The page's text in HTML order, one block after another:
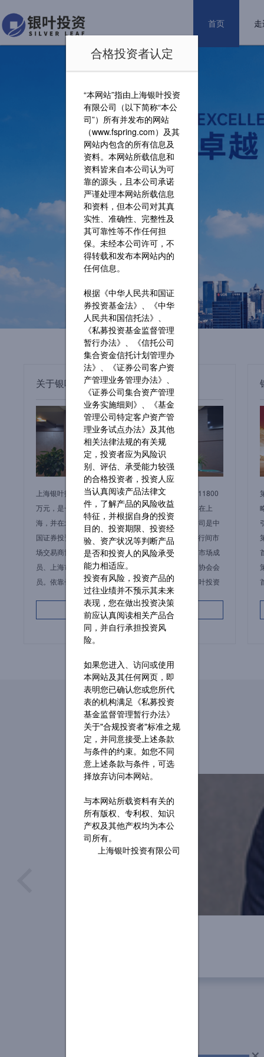
合格投资者认定
“本网站”指由上海银叶投资
有限公司（以下简称“本公
司”）所有并发布的网站
（www.fspring.com）及其
网站内包含的所有信息及
资料。本网站所载信息和
资料皆来自本公司认为可
靠的源头，且本公司承诺
严谨处理本网站所载信息
和资料，但本公司对其真
实性、准确性、完整性及
其可靠性等不作任何担
保。未经本公司许可，不
得转载和发布本网站内的
任何信息。
根据《中华人民共和国证
券投资基金法》、《中华
人民共和国信托法》、
《私募投资基金监督管理
暂行办法》、《信托公司
集合资金信托计划管理办
法》、《证券公司客户资
产管理业务管理办法》、
《证券公司集合资产管理
业务实施细则》、《基金
管理公司特定客户资产管
理业务试点办法》及其他
相关法律法规的有关规
定，投资者应为风险识
别、评估、承受能力较强
的合格投资者，投资人应
当认真阅读产品法律文
件，了解产品的风险收益
特征，并根据自身的投资
目的、投资期限、投资经
验、资产状况等判断产品
是否和投资人的风险承受
能力相适应。
投资有风险，投资产品的
过往业绩并不预示其未来
表现，您在做出投资决策
前应认真阅读相关产品合
同，并自行承担投资风
险。
如果您进入、访问或使用
本网站及其任何网页，即
表明您已确认您或您所代
表的机构满足《私募投资
基金监督管理暂行办法》
关于"合规投资者"标准之规
定，并同意接受上述条款
与条件的约束。如您不同
意上述条款与条件，可选
择放弃访问本网站。
与本网站所载资料有关的
所有版权、专利权、知识
产权及其他产权均为本公
司所有。
上海银叶投资有限公司
首页
关于银叶
上海银叶投资有限公司成立于2009年2月，注册资本11800
万元，是一家综合型专业资产管理机构。公司总部设在上
海，并在北京、深圳、香港等城市设有分支机构。公司是中
国证券投资基金业协会（AMAC）普通会员、中国银行间市
场交易商协会会员、人民币利率互换市场和远期利率市场成
员、上海市基金同业公会会员、上海市人工智能行业协会会
员。依靠长期深耕中国资本市场积累的专业优势，银叶投资
已经形成覆盖固定收益、宏观对冲、权益投资、量化及衍生
品策略等多元化的投资体系。MORE